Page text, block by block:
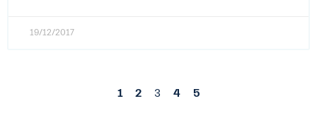
19/12/2017
1 2 3 4 5